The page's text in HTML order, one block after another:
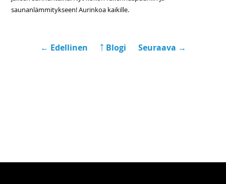
saunanlämmitykseen! Aurinkoa kaikille.
← Edellinen ￪ Blogi Seuraava →